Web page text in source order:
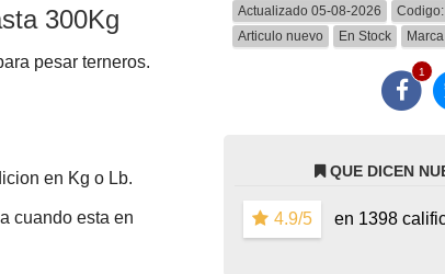
300Kg
pesar terneros.
en Kg o Lb.
cuando esta en
Actualizado 05-08-2026 Codigo:
Articulo nuevo
En Stock Marca
1
QUE DICEN
4.9/5
en 1398